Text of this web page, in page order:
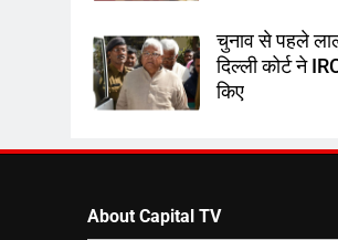
चुनाव से पहले
दिल्ली कोर्ट ने
किए
About Capital TV